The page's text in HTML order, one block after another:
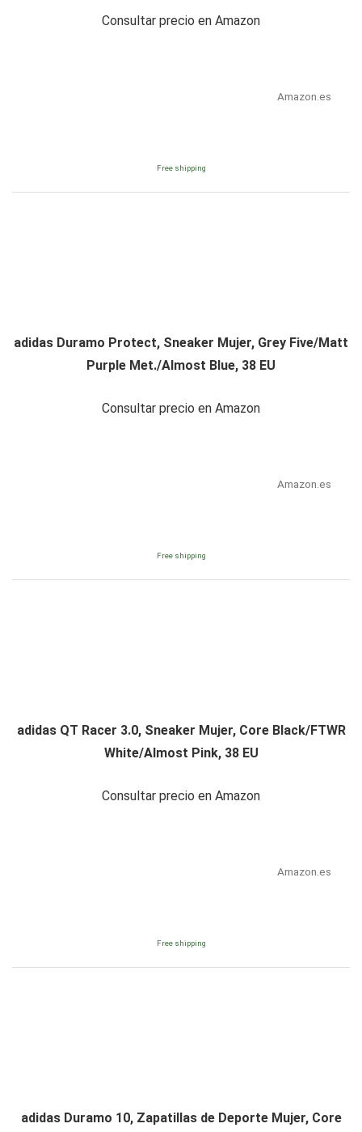
Consultar precio en Amazon
Amazon.es
Free shipping
adidas Duramo Protect, Sneaker Mujer, Grey Five/Matt
Purple Met./Almost Blue, 38 EU
Consultar precio en Amazon
Amazon.es
Free shipping
adidas QT Racer 3.0, Sneaker Mujer, Core Black/FTWR
White/Almost Pink, 38 EU
Consultar precio en Amazon
Amazon.es
Free shipping
adidas Duramo 10, Zapatillas de Deporte Mujer, Core